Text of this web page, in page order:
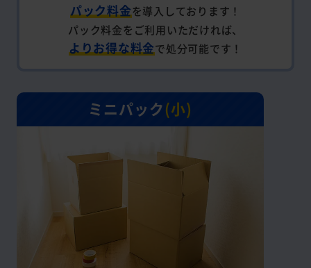
パック料金を導入しております！
パック料金をご利用いただければ、
よりお得な料金で処分可能です！
ミニパック(小)